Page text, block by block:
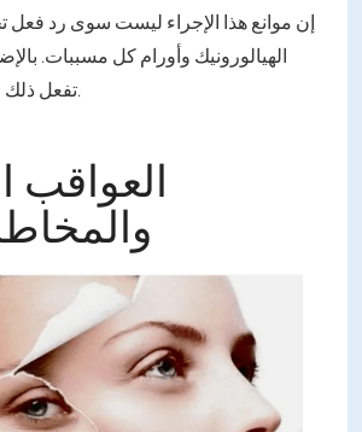
إن موانع هذا الإجراء ليست سوى رد
الهيالورونيك وأورام كل مسببات.
تفعل ذلك للنساء الحوامل.
العواقب